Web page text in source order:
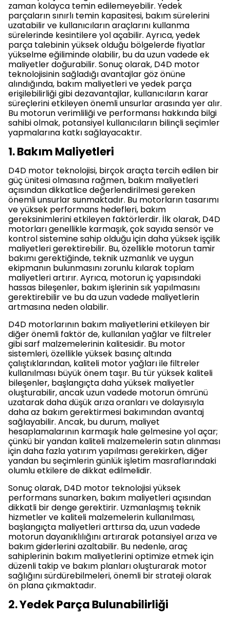
zaman kolayca temin edilemeyebilir. Yedek
parçaların sınırlı temin kapasitesi, bakım sürelerini
uzatabilir ve kullanıcıların araçlarını kullanma
sürelerinde kesintilere yol açabilir. Ayrıca, yedek
parça talebinin yüksek olduğu bölgelerde fiyatlar
yükselme eğiliminde olabilir, bu da uzun vadede ek
maliyetler doğurabilir. Sonuç olarak, D4D motor
teknolojisinin sağladığı avantajlar göz önüne
alındığında, bakım maliyetleri ve yedek parça
erişilebilirliği gibi dezavantajlar, kullanıcıların karar
süreçlerini etkileyen önemli unsurlar arasında yer alır.
Bu motorun verimliliği ve performansı hakkında bilgi
sahibi olmak, potansiyel kullanıcıların bilinçli seçimler
yapmalarına katkı sağlayacaktır.
1. Bakım Maliyetleri
D4D motor teknolojisi, birçok araçta tercih edilen bir
güç ünitesi olmasına rağmen, bakım maliyetleri
açısından dikkatlice değerlendirilmesi gereken
önemli unsurlar sunmaktadır. Bu motorların tasarımı
ve yüksek performans hedefleri, bakım
gereksinimlerini etkileyen faktörlerdir. İlk olarak, D4D
motorları genellikle karmaşık, çok sayıda sensör ve
kontrol sistemine sahip olduğu için daha yüksek işçilik
maliyetleri gerektirebilir. Bu, özellikle motorun tamir
bakımı gerektiğinde, teknik uzmanlık ve uygun
ekipmanın bulunmasını zorunlu kılarak toplam
maliyetleri artırır. Ayrıca, motorun iç yapısındaki
hassas bileşenler, bakım işlerinin sık yapılmasını
gerektirebilir ve bu da uzun vadede maliyetlerin
artmasına neden olabilir.
D4D motorlarının bakım maliyetlerini etkileyen bir
diğer önemli faktör de, kullanılan yağlar ve filtreler
gibi sarf malzemelerinin kalitesidir. Bu motor
sistemleri, özellikle yüksek basınç altında
çalıştıklarından, kaliteli motor yağları ile filtreler
kullanılması büyük önem taşır. Bu tür yüksek kaliteli
bileşenler, başlangıçta daha yüksek maliyetler
oluşturabilir, ancak uzun vadede motorun ömrünü
uzatarak daha düşük arıza oranları ve dolayısıyla
daha az bakım gerektirmesi bakımından avantaj
sağlayabilir. Ancak, bu durum, maliyet
hesaplamalarının karmaşık hale gelmesine yol açar;
çünkü bir yandan kaliteli malzemelerin satın alınması
için daha fazla yatırım yapılması gerekirken, diğer
yandan bu seçimlerin günlük işletim masraflarındaki
olumlu etkilere de dikkat edilmelidir.
Sonuç olarak, D4D motor teknolojisi yüksek
performans sunarken, bakım maliyetleri açısından
dikkatli bir denge gerektirir. Uzmanlaşmış teknik
hizmetler ve kaliteli malzemelerin kullanılması,
başlangıçta maliyetleri arttırsa da, uzun vadede
motorun dayanıklılığını artırarak potansiyel arıza ve
bakım giderlerini azaltabilir. Bu nedenle, araç
sahiplerinin bakım maliyetlerini optimize etmek için
düzenli takip ve bakım planları oluşturarak motor
sağlığını sürdürebilmeleri, önemli bir strateji olarak
ön plana çıkmaktadır.
2. Yedek Parça Bulunabilirliği